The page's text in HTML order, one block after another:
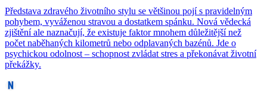
Představa zdravého životního stylu se většinou pojí s pravidelným
pohybem, vyváženou stravou a dostatkem spánku. Nová vědecká
zjištění ale naznačují, že existuje faktor mnohem důležitější než
počet naběhaných kilometrů nebo odplavaných bazénů. Jde o
psychickou odolnost – schopnost zvládat stres a překonávat životní
překážky.